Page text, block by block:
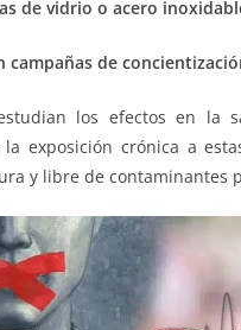
de vidrio o acero
campañas de
los efectos en la
la exposición crónica a
y libre de contaminantes